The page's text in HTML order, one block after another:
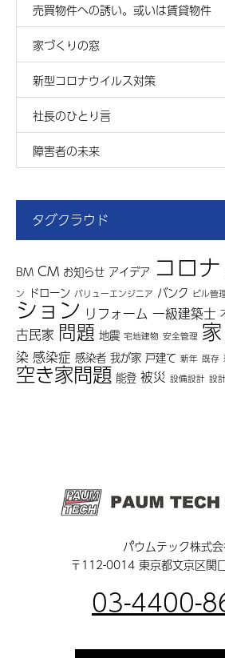
売買物件への誘い。或いは賃貸物件
家づくりの窓
新型コロナウイルス対策
社長のひとり言
障害者の未来
タグクラウド
BM CM お知らせ アイデア コロナ
ン ドローン バリューエンジニア バンク ビル管
ション リフォーム 一級建築士
古民家 問題 地震 宅地建物 安全管理 家
染 感染症 感染者 我が家 戸建て 新年 既存
空き家問題 能登 被災 設備設計 設
パウムテック株式
〒112-0014 東京都文京区関
03-4400-